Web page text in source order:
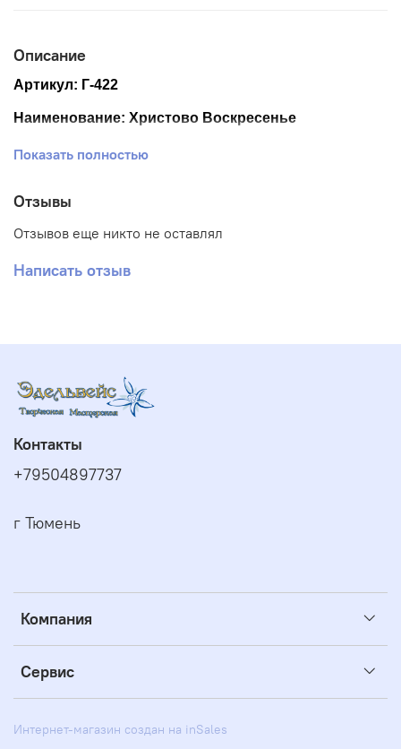
Описание
Артикул: Г-422
Наименование: Христово Воскресенье
Размер ткани: 25*33 см
Показать полностью
Отзывы
Отзывов еще никто не оставлял
Написать отзыв
Компания
Сервис
Контакты
+79504897737
г Тюмень
Интернет-магазин создан на inSales